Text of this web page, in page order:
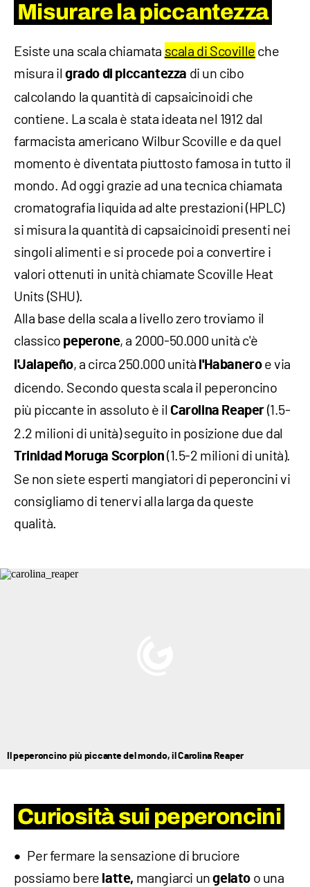
Misurare la piccantezza
Esiste una scala chiamata scala di Scoville che
misura il grado di piccantezza di un cibo
calcolando la quantità di capsaicinoidi che
contiene. La scala è stata ideata nel 1912 dal
farmacista americano Wilbur Scoville e da quel
momento è diventata piuttosto famosa in tutto il
mondo. Ad oggi grazie ad una tecnica chiamata
cromatografia liquida ad alte prestazioni (HPLC)
si misura la quantità di capsaicinoidi presenti nei
singoli alimenti e si procede poi a convertire i
valori ottenuti in unità chiamate Scoville Heat
Units (SHU).
Alla base della scala a livello zero troviamo il
classico peperone, a 2000-50.000 unità c'è
l'Jalapeño, a circa 250.000 unità l'Habaneroe via
dicendo. Secondo questa scala il peperoncino
più piccante in assoluto è il Carolina Reaper (1.5-
2.2 milioni di unità) seguito in posizione due dal
Trinidad Moruga Scorpion (1.5-2 milioni di unità).
Se non siete esperti mangiatori di peperoncini vi
consigliamo di tenervi alla larga da queste
qualità.
Il peperoncino più piccante del mondo, il Carolina Reaper
Curiosità sui peperoncini
Per fermare la sensazione di bruciore
possiamo bere latte, mangiarci ungelato o una